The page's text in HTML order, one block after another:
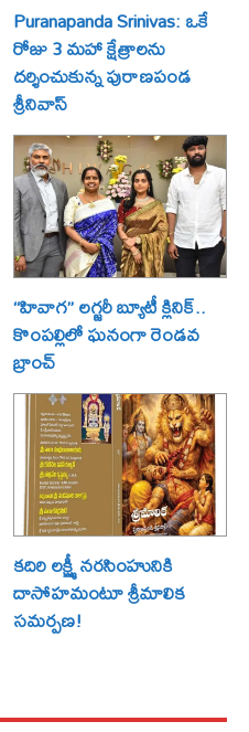
Puranapanda Srinivas: ఒకే
రోజు 3 మహా క్షేత్రాలను
దర్శించుకున్న పురాణపండ
శ్రీనివాస్
“హివాగ” లగ్జరీ బ్యూటీ క్లినిక్..
కొంపల్లిలో ఘనంగా రెండవ
బ్రాంచ్
కదిరి లక్ష్మీ నరసింహునికి
దాసోహమంటూ శ్రీమాలిక
సమర్పణ!